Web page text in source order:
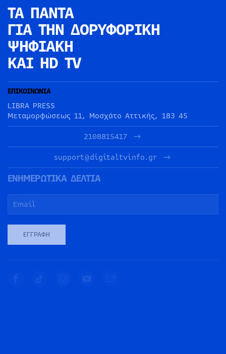
ΤΑ ΠΑΝΤΑ
ΓΙΑ ΤΗΝ ΔΟΡΥΦΟΡΙΚΗ
ΨΗΦΙΑΚΗ
ΚΑΙ HD TV
ΕΠΙΚΟΙΝΩΝΙΑ
LIBRA PRESS
Μεταμορφώσεως 11, Μοσχάτο Αττικής, 183 45
2108815417
support@digitaltvinfo.gr
ΕΝΗΜΕΡΩΤΙΚΑ ΔΕΛΤΙΑ
ΕΓΓΡΑΦΉ